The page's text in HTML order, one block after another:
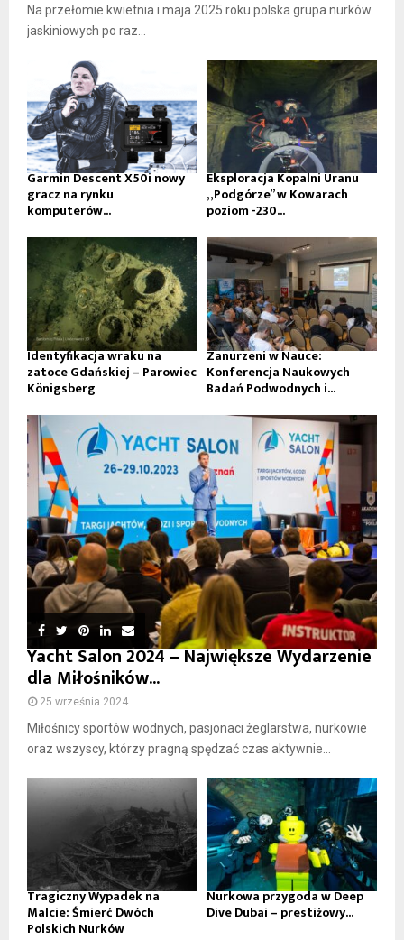
Na przełomie kwietnia i maja 2025 roku polska grupa nurków
jaskiniowych po raz...
Garmin Descent X50i nowy
gracz na rynku
komputerów...
Eksploracja Kopalni Uranu
„Podgórze” w Kowarach
poziom -230...
Identyfikacja wraku na
zatoce Gdańskiej – Parowiec
Königsberg
Zanurzeni w Nauce:
Konferencja Naukowych
Badań Podwodnych i...
Yacht Salon 2024 – Największe Wydarzenie
dla Miłośników...
25 września 2024
Miłośnicy sportów wodnych, pasjonaci żeglarstwa, nurkowie
oraz wszyscy, którzy pragną spędzać czas aktywnie...
Tragiczny Wypadek na
Malcie: Śmierć Dwóch
Polskich Nurków
Nurkowa przygoda w Deep
Dive Dubai – prestiżowy...